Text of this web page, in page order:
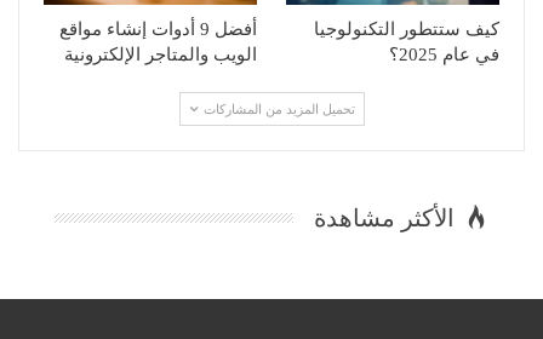
كيف ستتطور التكنولوجيا
في عام 2025؟
أفضل 9 أدوات إنشاء مواقع
الويب والمتاجر الإلكترونية
تحميل المزيد من المشاركات
الأكثر مشاهدة